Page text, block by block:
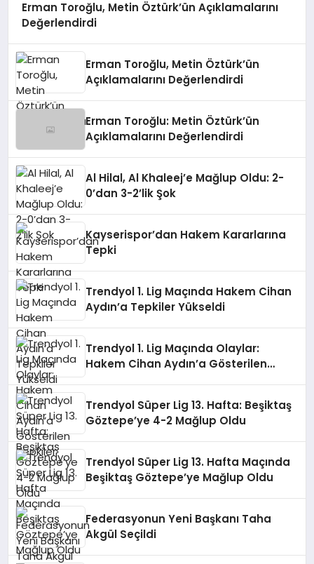
Erman Toroğlu, Metin Öztürk’ün Açıklamalarını
Değerlendirdi
Erman Toroğlu, Metin Öztürk’ün
Açıklamalarını Değerlendirdi
Erman Toroğlu: Metin Öztürk’ün
Açıklamalarını Değerlendirdi
Al Hilal, Al Khaleej’e Mağlup Oldu: 2-
0’dan 3-2’lik Şok
Kayserispor’dan Hakem Kararlarına
Tepki
Trendyol 1. Lig Maçında Hakem Cihan
Aydın’a Tepkiler Yükseldi
Trendyol 1. Lig Maçında Olaylar:
Hakem Cihan Aydın’a Gösterilen
Trendyol Süper Lig 13. Hafta: Beşiktaş
Göztepe’ye 4-2 Mağlup Oldu
Trendyol Süper Lig 13. Hafta Maçında
Beşiktaş Göztepe’ye Mağlup Oldu
Federasyonun Yeni Başkanı Taha
Akgül Seçildi